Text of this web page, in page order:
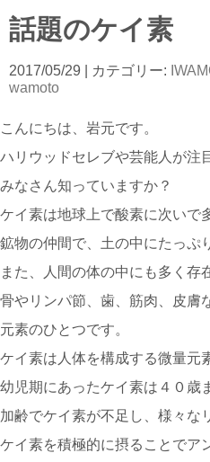
話題のケイ素
2017/05/29 | カテゴリー:
wamoto
こんにちは、岩元です。
ハリウッドセレブや芸能人が注
みなさん知っていますか？
ケイ素は地球上で酸素に次いで
鉱物の仲間で、土の中にたっぷ
また、人間の体の中にも多く存
骨やリンパ節、歯、筋肉、皮膚
元素のひとつです。
ケイ素は人体を構成する微量元
幼児期にあったケイ素は４０歳
加齢でケイ素が不足し、様々な
ケイ素を積極的に摂ることでア